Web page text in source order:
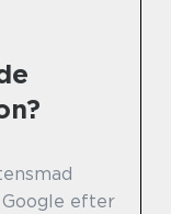
Google efter